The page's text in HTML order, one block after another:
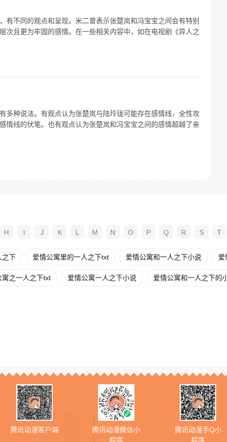
有不同的观点和呈现。米二曾表示张楚岚和冯宝宝之间会有特别
次且更为牢固的感情。在一些相关内容中，如在电视剧《异人之
多种说法。有观点认为张楚岚与陆玲珑可能存在感情线，全性攻
情线的伏笔。也有观点认为张楚岚和冯宝宝之间的感情超越了亲
H I J K L M N O P Q R S T
之下 爱情公寓里的一人之下txt 爱情公寓和一人之下小说 爱
寓之一人之下txt 爱情公寓一人之下小说 爱情公寓和一人之下的
腾讯动漫客户端
腾讯动漫微信小
程序
腾讯动漫手Q小
程序